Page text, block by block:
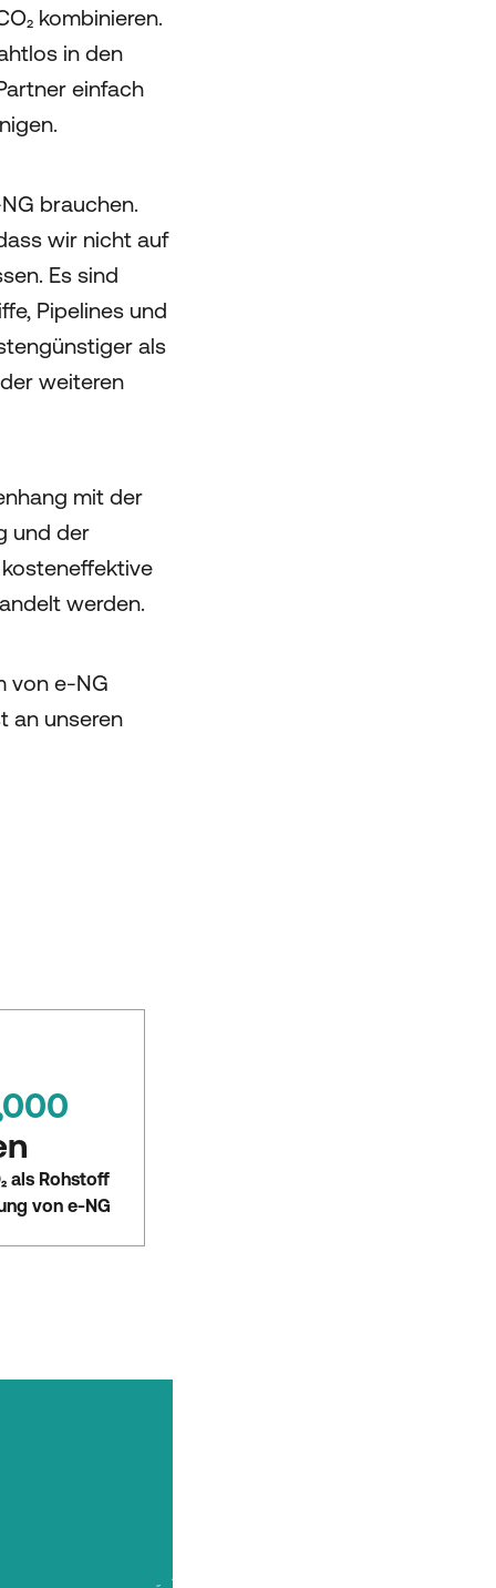
kombinieren.
in den
einfach
brauchen.
wir nicht auf
Es sind
Pipelines und
als
weiteren
mit der
und der
werden.
von e-NG
an unseren
als Rohstoff
von e-NG